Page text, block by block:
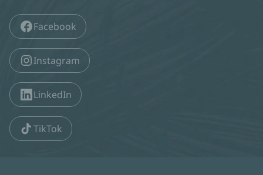
Facebook
Instagram
LinkedIn
TikTok